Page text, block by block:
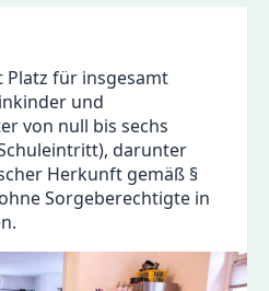
Platz für insgesamt
und
von null bis sechs
darunter
Herkunft gemäß §
Sorgeberechtigte in